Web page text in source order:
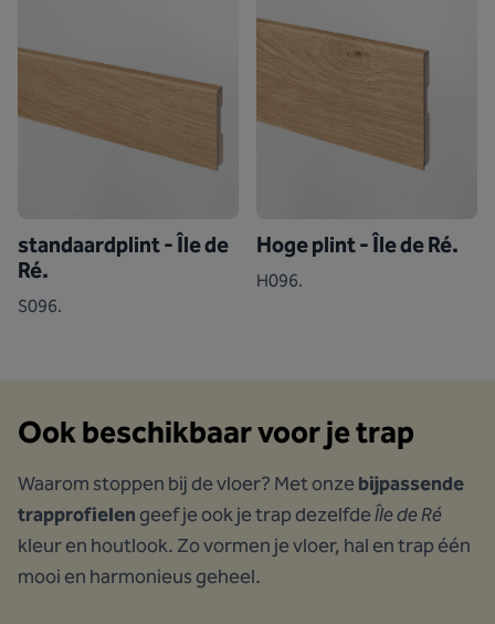
standaardplint - Île de
Ré.
S096.
Hoge plint - Île de Ré.
H096.
Ook beschikbaar voor je trap
Waarom stoppen bij de vloer? Met onzebijpassende
trapprofielen geef je ook je trap dezelfdeÎle de Ré
kleur en houtlook. Zo vormen je vloer, hal en trap één
mooi en harmonieus geheel.